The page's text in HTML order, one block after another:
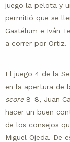
juego la pelota y
permitió que se
Gastélum e Iván
a correr por Ortiz.
El juego 4 de la
en la apertura de
score 8-8, Juan
hacer un buen
de los consejos
Miguel Ojeda. De